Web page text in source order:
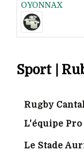
OYONNAX
Sport |
Rugby
L'équipe Pro
Le Stade